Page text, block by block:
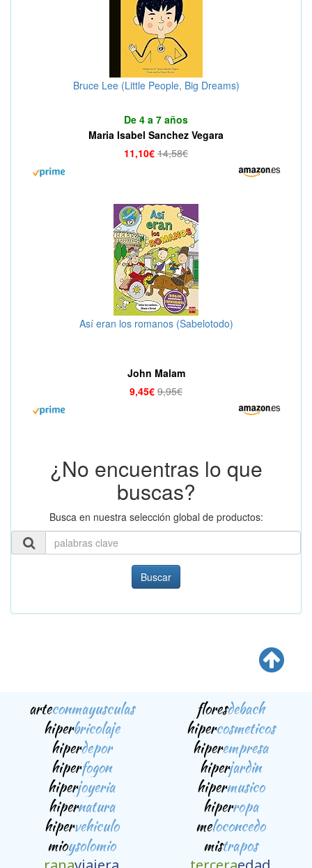
Bruce Lee (Little People, Big Dreams)
De 4 a 7 años
Maria Isabel Sanchez Vegara
11,10€ 14,58€
Así eran los romanos (Sabelotodo)
John Malam
9,45€ 9,95€
¿No encuentras lo que
buscas?
Busca en nuestra selección global de productos:
Buscar
arteconmayusculas floresdebach
hiperbricolaje hipercosmeticos
hiperdepor hiperempresa
hiperfogon hiperjardin
hiperjoyeria hipermusico
hipernatura hiperropa
hipervehiculo meloconcedo
mioysolomio mistrapos